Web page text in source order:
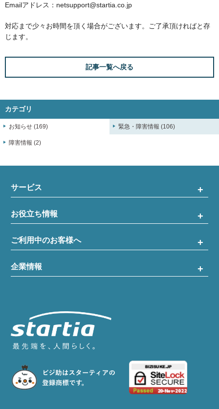
Emailアドレス：netsupport@startia.co.jp
対応まで少々お時間を頂く場合がございます。ご了承頂ければと存
じます。
記事一覧へ戻る
カテゴリ
お知らせ (169) 緊急・障害情報 (106)
障害情報 (2)
サービス
お役立ち情報
ご利用中のお客様へ
企業情報